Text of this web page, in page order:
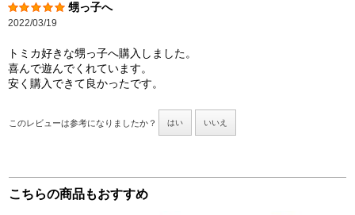
甥っ子へ
2022/03/19
トミカ好きな甥っ子へ購入しました。
喜んで遊んでくれています。
安く購入できて良かったです。
このレビューは参考になりましたか？ はい いいえ
こちらの商品もおすすめ